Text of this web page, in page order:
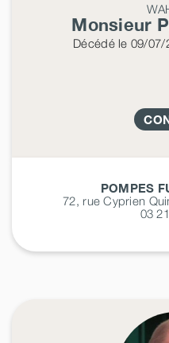
Monsieur
Décédéle 09/07/
POMPES
72, rue Cyprien
03